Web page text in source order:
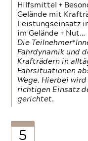
Hilfsmittel +
Gelände mit
Leistungseinsatz
im Gelände + Nut…
Die
Fahrdynamik und
Krafträdern in
Fahrsituationen
Wege. Hierbei
richtigen Einsatz
gerichtet.
5